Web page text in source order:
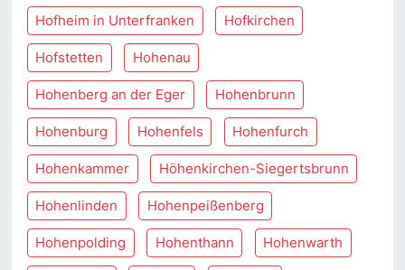
Hofheim in Unterfranken Hofkirchen
Hofstetten Hohenau
Hohenberg an der Eger Hohenbrunn
Hohenburg Hohenfels Hohenfurch
Hohenkammer Höhenkirchen-Siegertsbrunn
Hohenlinden Hohenpeißenberg
Hohenpolding Hohenthann Hohenwarth